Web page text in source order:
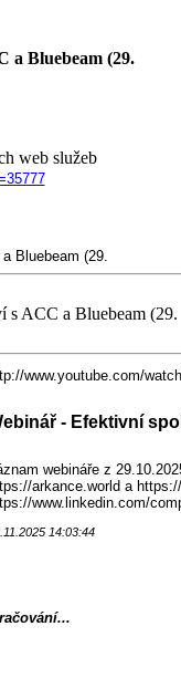
a Bluebeam (29.
web služeb
Bluebeam (29.
s ACC a Bluebeam (29.
www.youtube.com/
- Efektivní
webináře z
arkance.world a
www.linkedin.com/
14:03:44